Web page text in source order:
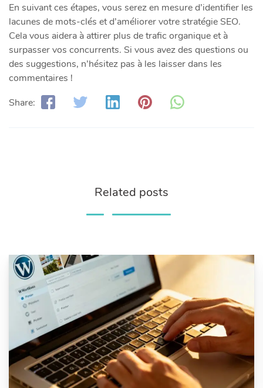
En suivant ces étapes, vous serez en mesure d’identifier les
lacunes de mots-clés et d’améliorer votre stratégie SEO.
Cela vous aidera à attirer plus de trafic organique et à
surpasser vos concurrents. Si vous avez des questions ou
des suggestions, n’hésitez pas à les laisser dans les
commentaires !
Share:
Related posts